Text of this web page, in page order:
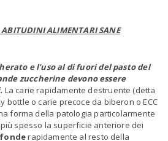
ABITUDINI ALIMENTARI SANE
e l’uso al di fuori del pasto del
zuccherine devono essere
La carie rapidamente destruente (detta
bottle o carie precoce da biberon o ECC
forma della patologia particolarmente
spesso la superficie anteriore dei
rapidamente al resto della